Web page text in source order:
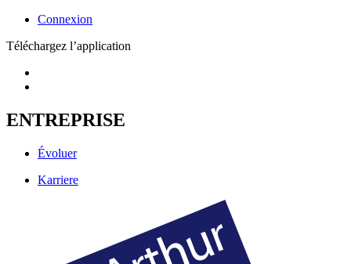
Connexion
Téléchargez l’application
ENTREPRISE
Évoluer
Karriere